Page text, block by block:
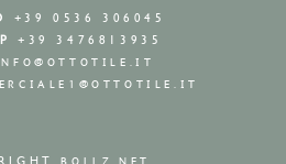
+39 0536 306045
+39 3476813935
BOLLZ.NET